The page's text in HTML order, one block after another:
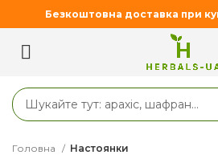
Головна Настоянки
Безкоштовна доставка при